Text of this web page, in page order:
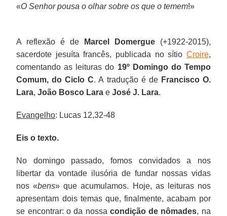
«O Senhor pousa o olhar sobre os que o temem!»
A reflexão é de Marcel Domergue(+1922-2015),
sacerdote jesuíta francês, publicada no sítio Croire,
comentando as leituras do 19º Domingo do Tempo
Comum, do Ciclo C. A tradução é de Francisco O.
Lara, João Bosco Lara eJosé J. Lara.
Evangelho: Lucas 12,32-48
Eis o texto.
No domingo passado, fomos convidados a nos
libertar da vontade ilusória de fundar nossas vidas
nos «bens» que acumulamos. Hoje, as leituras nos
apresentam dois temas que, finalmente, acabam por
se encontrar: o da nossa condição de nômades, na